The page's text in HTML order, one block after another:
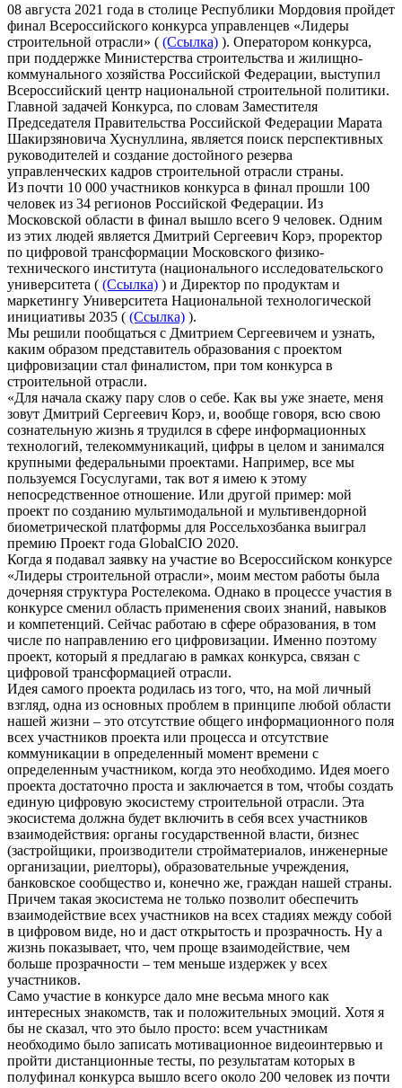
08 августа 2021 года в столице Республики Мордовия пройдет
финал Всероссийского конкурса управленцев «Лидеры
строительной отрасли» ( (Ссылка) ). Оператором конкурса,
при поддержке Министерства строительства и жилищно-
коммунального хозяйства Российской Федерации, выступил
Всероссийский центр национальной строительной политики.
Главной задачей Конкурса, по словам Заместителя
Председателя Правительства Российской Федерации Марата
Шакирзяновича Хуснуллина, является поиск перспективных
руководителей и создание достойного резерва
управленческих кадров строительной отрасли страны.
Из почти 10 000 участников конкурса в финал прошли 100
человек из 34 регионов Российской Федерации. Из
Московской области в финал вышло всего 9 человек. Одним
из этих людей является Дмитрий Сергеевич Корэ, проректор
по цифровой трансформации Московского физико-
технического института (национального исследовательского
университета ( (Ссылка) ) и Директор по продуктам и
маркетингу Университета Национальной технологической
инициативы 2035 ( (Ссылка) ).
Мы решили пообщаться с Дмитрием Сергеевичем и узнать,
каким образом представитель образования с проектом
цифровизации стал финалистом, при том конкурса в
строительной отрасли.
«Для начала скажу пару слов о себе. Как вы уже знаете, меня
зовут Дмитрий Сергеевич Корэ, и, вообще говоря, всю свою
сознательную жизнь я трудился в сфере информационных
технологий, телекоммуникаций, цифры в целом и занимался
крупными федеральными проектами. Например, все мы
пользуемся Госуслугами, так вот я имею к этому
непосредственное отношение. Или другой пример: мой
проект по созданию мультимодальной и мультивендорной
биометрической платформы для Россельхозбанка выиграл
премию Проект года GlobalCIO 2020.
Когда я подавал заявку на участие во Всероссийском конкурсе
«Лидеры строительной отрасли», моим местом работы была
дочерняя структура Ростелекома. Однако в процессе участия в
конкурсе сменил область применения своих знаний, навыков
и компетенций. Сейчас работаю в сфере образования, в том
числе по направлению его цифровизации. Именно поэтому
проект, который я предлагаю в рамках конкурса, связан с
цифровой трансформацией отрасли.
Идея самого проекта родилась из того, что, на мой личный
взгляд, одна из основных проблем в принципе любой области
нашей жизни – это отсутствие общего информационного поля
всех участников проекта или процесса и отсутствие
коммуникации в определенный момент времени с
определенным участником, когда это необходимо. Идея моего
проекта достаточно проста и заключается в том, чтобы создать
единую цифровую экосистему строительной отрасли. Эта
экосистема должна будет включить в себя всех участников
взаимодействия: органы государственной власти, бизнес
(застройщики, производители стройматериалов, инженерные
организации, риелторы), образовательные учреждения,
банковское сообщество и, конечно же, граждан нашей страны.
Причем такая экосистема не только позволит обеспечить
взаимодействие всех участников на всех стадиях между собой
в цифровом виде, но и даст открытость и прозрачность. Ну а
жизнь показывает, что, чем проще взаимодействие, чем
больше прозрачности – тем меньше издержек у всех
участников.
Само участие в конкурсе дало мне весьма много как
интересных знакомств, так и положительных эмоций. Хотя я
бы не сказал, что это было просто: всем участникам
необходимо было записать мотивационное видеоинтервью и
пройти дистанционные тесты, по результатам которых в
полуфинал конкурса вышло всего около 200 человек из почти